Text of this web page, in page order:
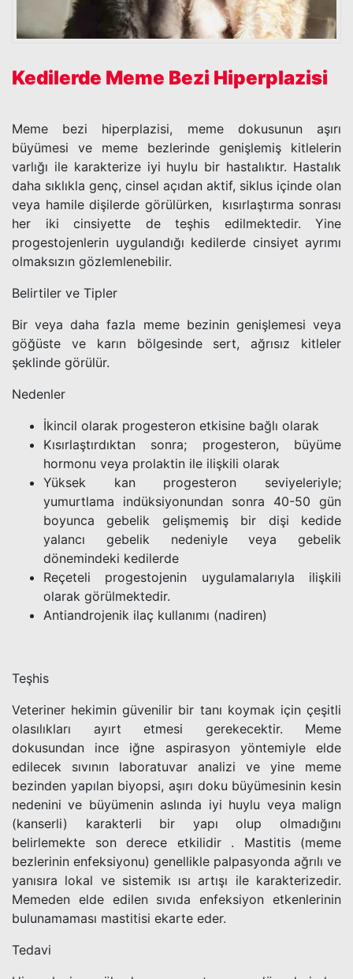
Kedilerde Meme Bezi Hiperplazisi
Meme bezi hiperplazisi, meme dokusunun aşırı
büyümesi ve meme bezlerinde genişlemiş kitlelerin
varlığı ile karakterize iyi huylu bir hastalıktır. Hastalık
daha sıklıkla genç, cinsel açıdan aktif, siklus içinde olan
veya hamile dişilerde görülürken, kısırlaştırma sonrası
her iki cinsiyette de teşhis edilmektedir. Yine
progestojenlerin uygulandığı kedilerde cinsiyet ayrımı
olmaksızın gözlemlenebilir.
Belirtiler ve Tipler
Bir veya daha fazla meme bezinin genişlemesi veya
göğüste ve karın bölgesinde sert, ağrısız kitleler
şeklinde görülür.
Nedenler
İkincil olarak progesteron etkisine bağlı olarak
Kısırlaştırdıktan sonra; progesteron, büyüme
hormonu veya prolaktin ile ilişkili olarak
Yüksek kan progesteron seviyeleriyle;
yumurtlama indüksiyonundan sonra 40-50 gün
boyunca gebelik gelişmemiş bir dişi kedide
yalancı gebelik nedeniyle veya gebelik
dönemindeki kedilerde
Reçeteli progestojenin uygulamalarıyla ilişkili
olarak görülmektedir.
Antiandrojenik ilaç kullanımı (nadiren)
Teşhis
Veteriner hekimin güvenilir bir tanı koymak için çeşitli
olasılıkları ayırt etmesi gerekecektir. Meme
dokusundan ince iğne aspirasyon yöntemiyle elde
edilecek sıvının laboratuvar analizi ve yine meme
bezinden yapılan biyopsi, aşırı doku büyümesinin kesin
nedenini ve büyümenin aslında iyi huylu veya malign
(kanserli) karakterli bir yapı olup olmadığını
belirlemekte son derece etkilidir . Mastitis (meme
bezlerinin enfeksiyonu) genellikle palpasyonda ağrılı ve
yanısıra lokal ve sistemik ısı artışı ile karakterizedir.
Memeden elde edilen sıvıda enfeksiyon etkenlerinin
bulunamaması mastitisi ekarte eder.
Tedavi